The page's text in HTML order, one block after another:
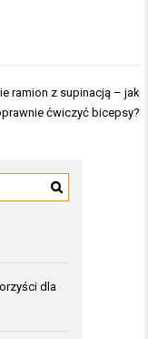
ramion z supinacją – jak
ćwiczyć bicepsy?
dla